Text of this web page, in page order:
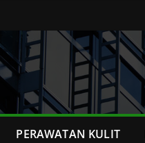
PERAWATAN KULIT